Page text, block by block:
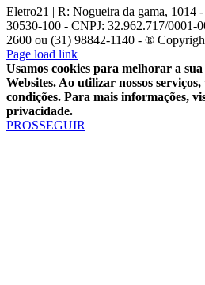
Eletro21 | R: Nogueira da gama, 1014
30530-100 - CNPJ: 32.962.717/0001-
2600 ou (31) 98842-1140 - ®
YouTube
Facebook
WhatsApp
Telegram
Instagram
E-
mail
Page load link
Usamos cookies para melhorar a
Websites. Ao utilizar nossos
condições. Para mais informações,
privacidade.
PROSSEGUIR